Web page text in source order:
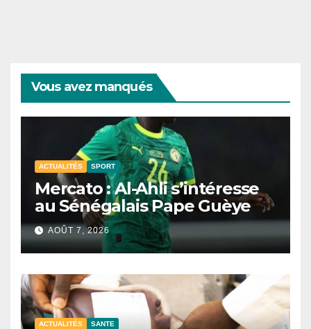
Vous avez manqués
ACTUALITÉS SPORT
Mercato : Al-Ahli s’intéresse
au Sénégalais Pape Guèye
AOÛT 7, 2026
ACTUALITÉS SANTE